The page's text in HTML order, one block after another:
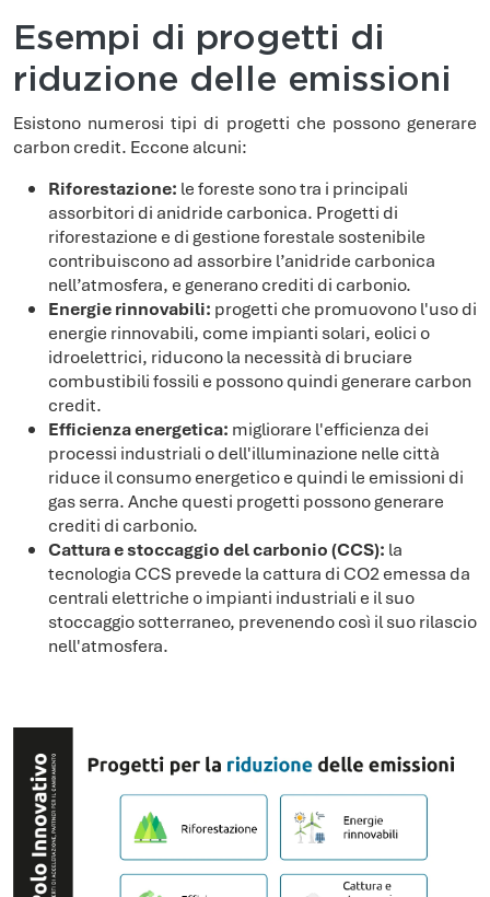
Esempi di progetti di
riduzione delle emissioni
Esistono numerosi tipi di progetti che possono generare
carbon credit. Eccone alcuni:
Riforestazione: le foreste sono tra i principali
assorbitori di anidride carbonica. Progetti di
riforestazione e di gestione forestale sostenibile
contribuiscono ad assorbire l’anidride carbonica
nell’atmosfera, e generano crediti di carbonio.
Energie rinnovabili: progetti che promuovono l'uso di
energie rinnovabili, come impianti solari, eolici o
idroelettrici, riducono la necessità di bruciare
combustibili fossili e possono quindi generare carbon
credit.
Efficienza energetica: migliorare l'efficienza dei
processi industriali o dell'illuminazione nelle città
riduce il consumo energetico e quindi le emissioni di
gas serra. Anche questi progetti possono generare
crediti di carbonio.
Cattura e stoccaggio del carbonio (CCS): la
tecnologia CCS prevede la cattura di CO2 emessa da
centrali elettriche o impianti industriali e il suo
stoccaggio sotterraneo, prevenendo così il suo rilascio
nell'atmosfera.